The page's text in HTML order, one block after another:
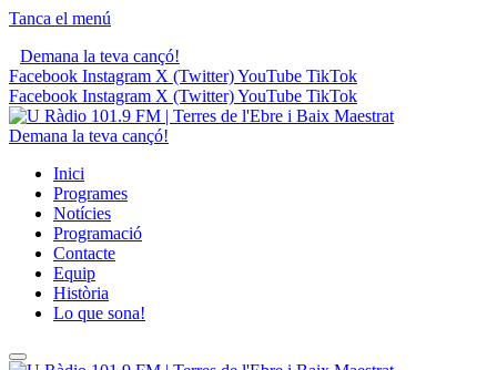
Tanca el menú
Demana la teva cançó!
Facebook Instagram X (Twitter)YouTube TikTok
Facebook Instagram X (Twitter)YouTube TikTok
Demana la teva cançó!
Inici
Programes
Notícies
Programació
Contacte
Equip
Història
Lo que sona!